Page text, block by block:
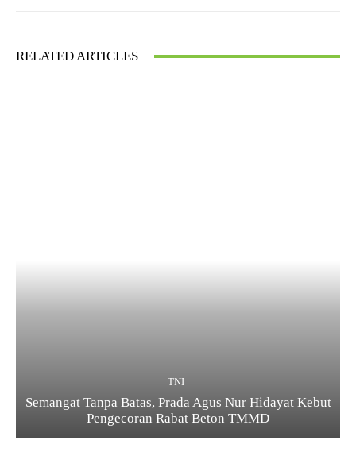
RELATED ARTICLES
TNI
Semangat Tanpa Batas, Prada Agus Nur Hidayat Kebut
Pengecoran Rabat Beton TMMD